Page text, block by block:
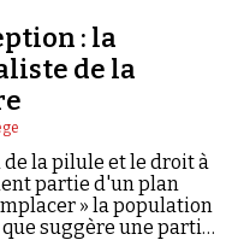
: la
de la
la pilule et le droit à
partie d'un plan
» la population
que suggère une partie